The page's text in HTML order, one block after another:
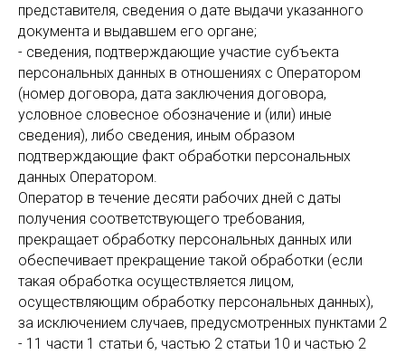
представителя, сведения о дате выдачи указанного
документа и выдавшем его органе;
- сведения, подтверждающие участие субъекта
персональных данных в отношениях с Оператором
(номер договора, дата заключения договора,
условное словесное обозначение и (или) иные
сведения), либо сведения, иным образом
подтверждающие факт обработки персональных
данных Оператором.
Оператор в течение десяти рабочих дней с даты
получения соответствующего требования,
прекращает обработку персональных данных или
обеспечивает прекращение такой обработки (если
такая обработка осуществляется лицом,
осуществляющим обработку персональных данных),
за исключением случаев, предусмотренных пунктами 2
- 11 части 1 статьи 6, частью 2 статьи 10 и частью 2